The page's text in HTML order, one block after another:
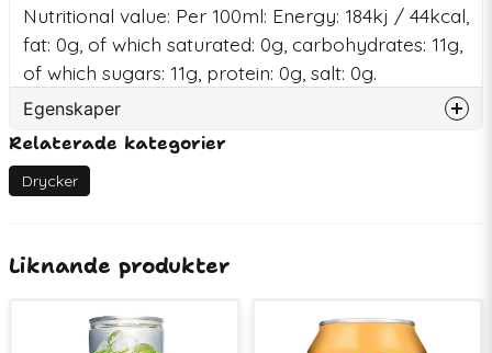
Nutritional value: Per 100ml: Energy: 184kj / 44kcal,
fat: 0g, of which saturated: 0g, carbohydrates: 11g,
of which sugars: 11g, protein: 0g, salt: 0g.
Egenskaper
Artikelnummer
EAN
Relaterade kategorier
Drycker
Liknande produkter